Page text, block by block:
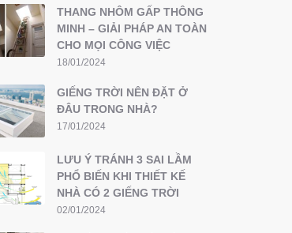
THANG NHÔM GẤP THÔNG
MINH – GIẢI PHÁP AN TOÀN
CHO MỌI CÔNG VIỆC
18/01/2024
GIẾNG TRỜI NÊN ĐẶT Ở
ĐÂU TRONG NHÀ?
17/01/2024
LƯU Ý TRÁNH 3 SAI LẦM
PHỔ BIẾN KHI THIẾT KẾ
NHÀ CÓ 2 GIẾNG TRỜI
02/01/2024